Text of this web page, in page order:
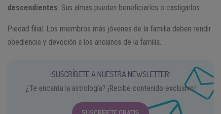
descendientes. Sus almas pueden beneficiarlos o castigarlos.
Piedad filial. Los miembros más jóvenes de la familia deben rendir
obediencia y devoción a los ancianos de la familia.
¡SUSCRÍBETE A NUESTRA NEWSLETTER!
¿Te encanta la astrología? ¡Recibe contenido exclusivo!